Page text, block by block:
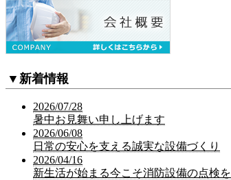
▼ 新着情報
2026/07/28
暑中お見舞い申し上げます
2026/06/08
日常の安心を支える誠実な設備づくり
2026/04/16
新生活が始まる今こそ消防設備の点検を